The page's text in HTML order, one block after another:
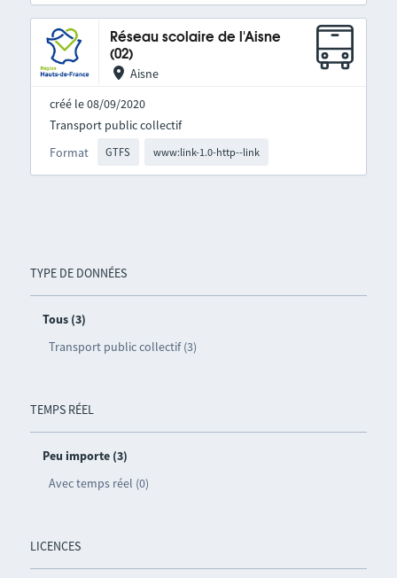
TYPE DE DONNÉES
Tous (3)
Transport public collectif (3)
TEMPS RÉEL
Peu importe (3)
Avec temps réel (0)
LICENCES
Réseau scolaire de l'Aisne
(02)
Aisne
créé le 08/09/2020
Format GTFS www:link-1.0-http--link
Transport public collectif